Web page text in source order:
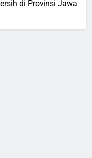
di Provinsi Jawa